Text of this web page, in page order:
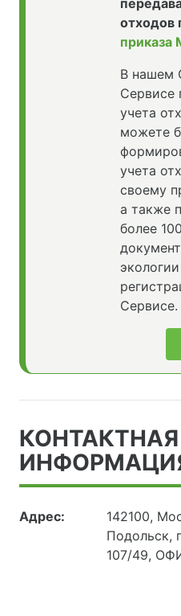
отходов
В нашем
Сервисе
учета
можете
учета
своему
а также
более
Сервисе.
КОНТАКТНАЯ
Адрес:
142100,
Подольск,
107/49,